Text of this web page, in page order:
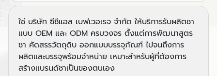
ใช่ บริษัท ซีซีแอล เบฟเวอเรจ จำกัด ให้บริการรับผลิตชา
แบบ OEM และ ODM ครบวงจร ตั้งแต่การพัฒนาสูตร
ชา คัดสรรวัตถุดิบ ออกแบบบรรจุภัณฑ์ ไปจนถึงการ
ผลิตและบรรจุพร้อมจำหน่าย เหมาะสำหรับผู้ที่ต้องการ
สร้างแบรนด์ชาเป็นของตนเอง